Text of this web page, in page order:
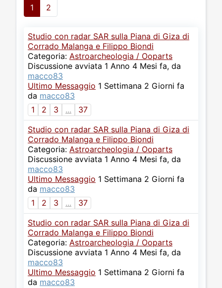
1 2
Studio con radar SAR sulla Piana di Giza di
Corrado Malanga e Filippo Biondi
Categoria: Astroarcheologia / Ooparts
Discussione avviata 1 Anno 4 Mesi fa, da
macco83
Ultimo Messaggio 1 Settimana 2 Giorni fa
da macco83
1
2 3 ...
37
Studio con radar SAR sulla Piana di Giza di
Corrado Malanga e Filippo Biondi
Categoria: Astroarcheologia / Ooparts
Discussione avviata 1 Anno 4 Mesi fa, da
macco83
Ultimo Messaggio 1 Settimana 2 Giorni fa
da macco83
1
2 3 ...
37
Studio con radar SAR sulla Piana di Giza di
Corrado Malanga e Filippo Biondi
Categoria: Astroarcheologia / Ooparts
Discussione avviata 1 Anno 4 Mesi fa, da
macco83
Ultimo Messaggio 1 Settimana 2 Giorni fa
da macco83